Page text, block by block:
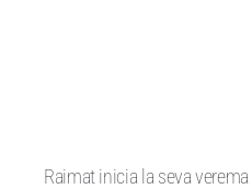
Raimat inicia la seva